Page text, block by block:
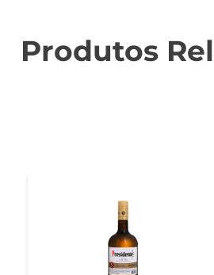
Produtos